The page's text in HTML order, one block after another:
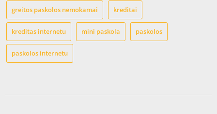
greitos paskolos nemokamai kreditai
kreditas internetu mini paskola paskolos
paskolos internetu